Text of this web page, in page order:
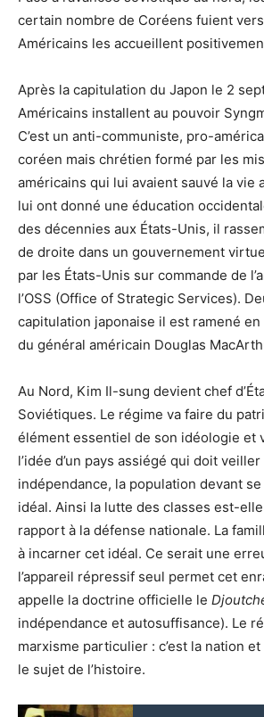
certain nombre de Coréens fuient
Américains les accueillent
Après la capitulation du Japon le 2
Américains installent au pouvoir
C’est un anti-communiste, pro-
coréen mais chrétien formé par les
américains qui lui avaient sauvé la vie
lui ont donné une éducation
des décennies aux États-Unis, il
de droite dans un gouvernement
par les États-Unis sur commande de
l’OSS (Office of Strategic Services).
capitulation japonaise il est ramené en
du général américain Douglas
Au Nord, Kim Il-sung devient chef
Soviétiques. Le régime va faire du
élément essentiel de son idéologie et
l’idée d’un pays assiégé qui doit veiller
indépendance, la population devant
idéal. Ainsi la lutte des classes est-
rapport à la défense nationale. La
à incarner cet idéal. Ce serait une
l’appareil répressif seul permet cet
appelle la doctrine officielle le
indépendance et autosuffisance). Le
marxisme particulier : c’est la nation
le sujet de l’histoire.